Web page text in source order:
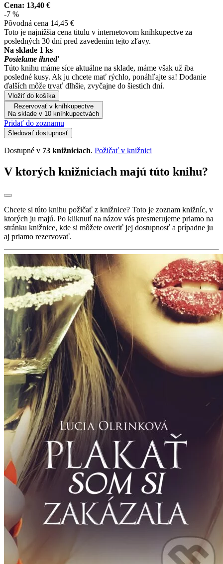
Cena: 13,40 €
-7 %
Pôvodná cena 14,45 €
Toto je najnižšia cena titulu v internetovom kníhkupectve za
posledných 30 dní pred zavedením tejto zľavy.
Na sklade 1 ks
Posielame ihneď
Túto knihu máme síce aktuálne na sklade, máme však už iba
posledné kusy. Ak ju chcete mať rýchlo, ponáhľajte sa! Dodanie
ďalších môže trvať dlhšie, zvyčajne do šiestich dní.
Vložiť do košíka
Rezervovať v kníhkupectve
Na sklade v 10 kníhkupectvách
Pridať do zoznamu
Sledovať dostupnosť
Dostupné v 73 knižniciach. Požičať v knižnici
V ktorých knižniciach majú túto knihu?
Chcete si túto knihu požičať z knižnice? Toto je zoznam knižníc, v
ktorých ju majú. Po kliknutí na názov vás presmerujeme priamo na
stránku knižnice, kde si môžete overiť jej dostupnosť a prípadne ju
aj priamo rezervovať.